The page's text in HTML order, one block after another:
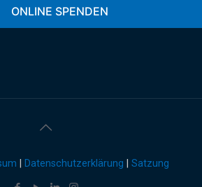
Spendenformular:
ONLINE SPENDEN
Datenschutzerklärung Satzung